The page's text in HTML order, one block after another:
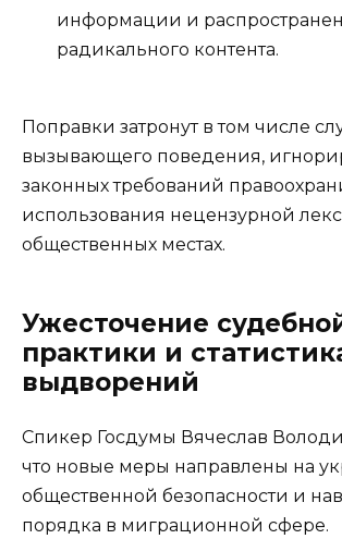
информации и
радикального контента.
Поправки затронут в том числе
вызывающего поведения,
законных требований
использования нецензурной
общественных местах.
Ужесточение
практики и
выдворений
Спикер Госдумы Вячеслав
что новые меры направлены на
общественной безопасности и
порядка в миграционной сфере.